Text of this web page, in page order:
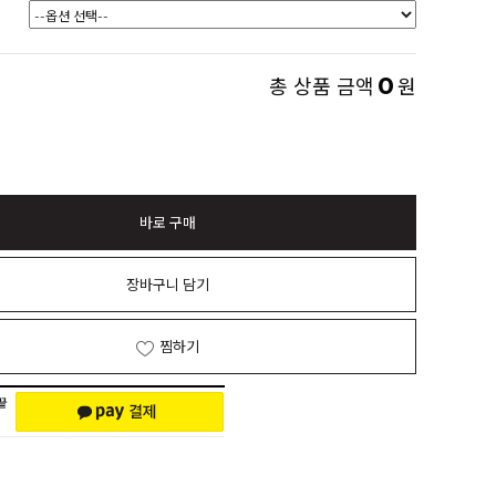
총 상품 금액 0원
바로 구매
장바구니 담기
찜하기